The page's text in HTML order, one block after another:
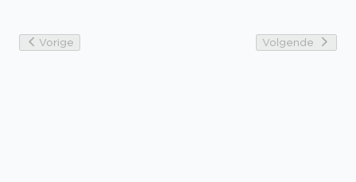
Vorige Volgende